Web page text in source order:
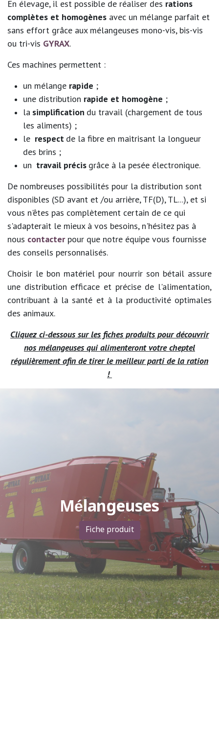
En élevage, il est possible de réaliser des rations
complètes et homogènes avec un mélange parfait et
sans effort grâce aux mélangeuses mono-vis, bis-vis
ou tri-vis GYRAX.
Ces machines permettent :
un mélange rapide ;
une distribution rapide et homogène ;
la simplification du travail (chargement de tous
les aliments) ;
le respect de la fibre en maitrisant la longueur
des brins ;
un travail précis grâce à la pesée électronique.
De nombreuses possibilités pour la distribution sont
disponibles (SD avant et /ou arrière, TF(D), TL...), et si
vous n'êtes pas complètement certain de ce qui
s'adapterait le mieux à vos besoins, n'hésitez pas à
nous contacterpour que notre équipe vous fournisse
des conseils personnalisés.
Choisir le bon matériel pour nourrir son bétail assure
une distribution efficace et précise de l'alimentation,
contribuant à la santé et à la productivité optimales
des animaux.
Cliquez ci-dessous sur les fiches produits pour découvrir
nos mélangeuses qui alimenteront votre cheptel
régulièrement afin de tirer le meilleur parti de la ration
!
Mélangeuses
Fiche produit